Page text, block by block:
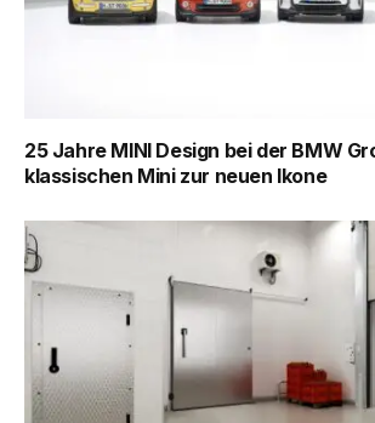
25 Jahre MINI Design bei der BMW
klassischen Mini zur neuen Ikone